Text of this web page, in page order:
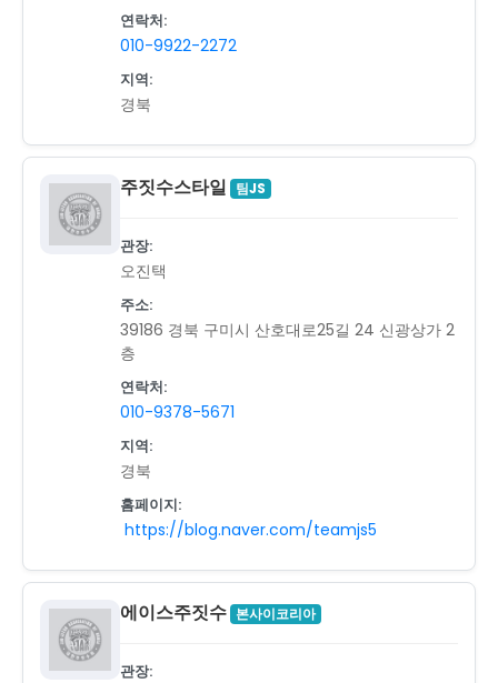
연락처:
010-9922-2272
지역:
경북
주짓수스타일 팀JS
관장:
오진택
주소:
39186 경북 구미시 산호대로25길 24 신광상가 2
층
연락처:
010-9378-5671
지역:
경북
홈페이지:
https://blog.naver.com/teamjs5
에이스주짓수 본사이코리아
관장: